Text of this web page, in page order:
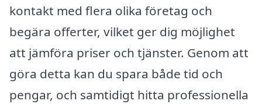
kontakt med flera olika företag och
begära offerter, vilket ger dig möjlighet
att jämföra priser och tjänster. Genom att
göra detta kan du spara både tid och
pengar, och samtidigt hitta professionella